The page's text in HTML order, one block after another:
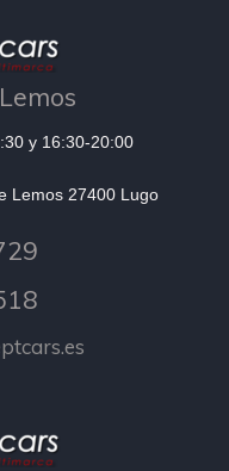
y 16:30-20:00
Lemos 27400 Lugo